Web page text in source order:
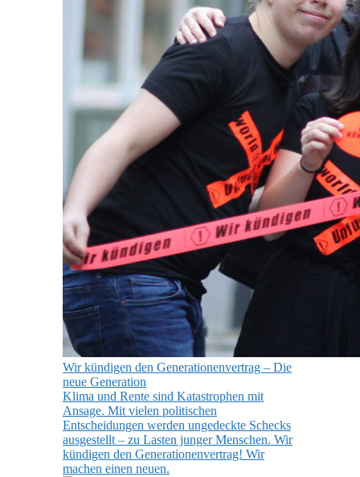
Wir kündigen den Generationenvertrag – Die
neue Generation
Klima und Rente sind Katastrophen mit
Ansage. Mit vielen politischen
Entscheidungen werden ungedeckte Schecks
ausgestellt – zu Lasten junger Menschen. Wir
kündigen den Generationenvertrag! Wir
machen einen neuen.